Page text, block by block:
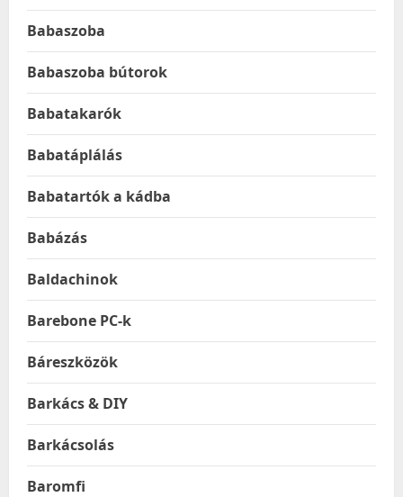
Babaszoba
Babaszoba bútorok
Babatakarók
Babatáplálás
Babatartók a kádba
Babázás
Baldachinok
Barebone PC-k
Báreszközök
Barkács & DIY
Barkácsolás
Baromfi